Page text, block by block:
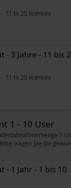
11 to 25 licenses
- 3 Jahre - 11 bis
11 to 25 licenses
1 - 10 User
1
tragen Sie die
- 1 Jahr - 1 bis 10